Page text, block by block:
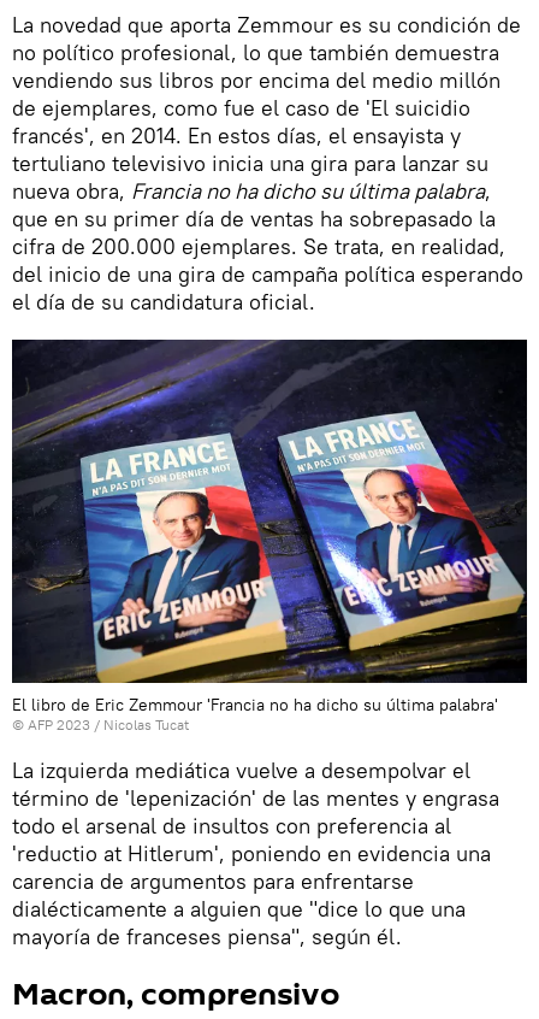
La novedad que aporta Zemmour es su condición de
no político profesional, lo que también demuestra
vendiendo sus libros por encima del medio millón
de ejemplares, como fue el caso de 'El suicidio
francés', en 2014. En estos días, el ensayista y
tertuliano televisivo inicia una gira para lanzar su
nueva obra, Francia no ha dicho su última palabra,
que en su primer día de ventas ha sobrepasado la
cifra de 200.000 ejemplares. Se trata, en realidad,
del inicio de una gira de campaña política esperando
el día de su candidatura oficial.
El libro de Eric Zemmour 'Francia no ha dicho su última palabra'
© AFP 2023 / Nicolas Tucat
La izquierda mediática vuelve a desempolvar el
término de 'lepenización' de las mentes y engrasa
todo el arsenal de insultos con preferencia al
'reductio at Hitlerum', poniendo en evidencia una
carencia de argumentos para enfrentarse
dialécticamente a alguien que "dice lo que una
mayoría de franceses piensa", según él.
Macron, comprensivo